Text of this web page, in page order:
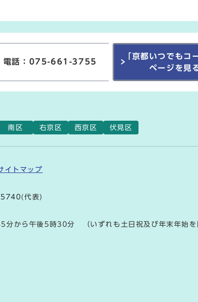
電話：075-661-3755
「京都いつでもコ
ページを見
南区 右京区 西京区 伏見区
イトマップ
(代表)
から午後5時30分 （いずれも土日祝及び年末年始を